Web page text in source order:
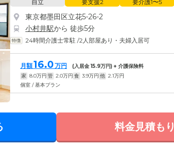
自立 要支援2 要介護1〜5
東京都墨田区立花5-26-2
小村井駅から 徒歩5分
24時間介護士常駐 /2人部屋あり・夫婦入居可
月額16.0 万円 (入居金15.9万円) + 介護保険料
家 8.0万円 管 2.0万円 食 3.9万円 他 2.1万円
個室 / 基本プラン
料金見積もり